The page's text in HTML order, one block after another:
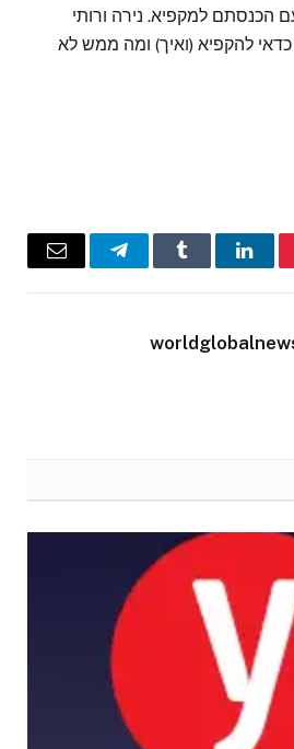
הכנסתם למקפיא. נירה ורותי
להקפיא (ואיך) ומה ממש לא
LinkedIn
Tumblr
Telegram
Email